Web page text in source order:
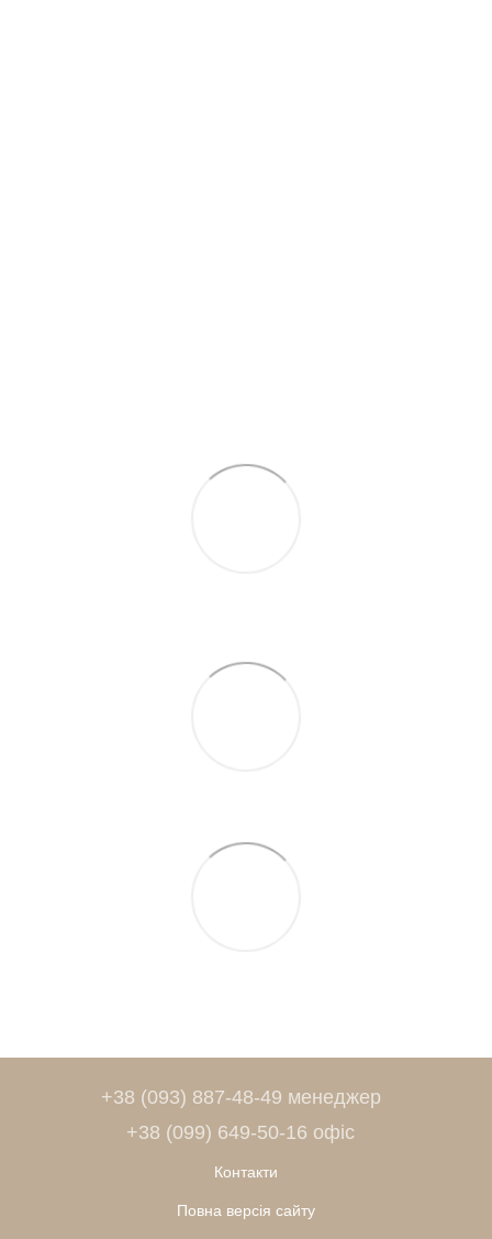
+38 (093) 887-48-49 менеджер
+38 (099) 649-50-16 офіс
Контакти
Повна версія сайту